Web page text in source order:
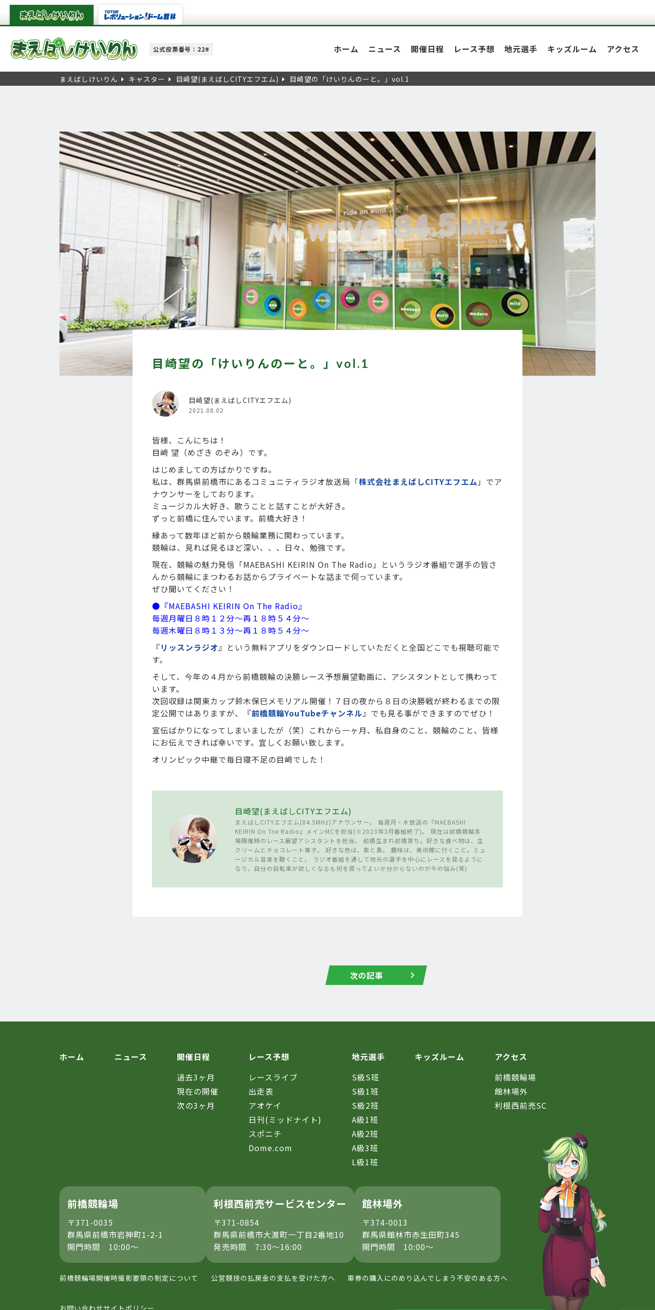
公式投票番号：22# ホーム ニュース 開催日程 レース予想 地元選手 キッズルーム アクセス
まえばしけいりん キャスター 目崎望(まえばしCITYエフエム) 目崎望の「けいりんのーと。」vol.1
目崎望の「けいりんのーと。」vol.1
目崎望(まえばしCITYエフエム)
2021.08.02
皆様、こんにちは！
目﨑 望（めざき のぞみ）です。
はじめましての方ばかりですね。
私は、群馬県前橋市にあるコミュニティラジオ放送局「株式会社まえばしCITYエフエム 」でア
ナウンサーをしております。
ミュージカル大好き、歌うことと話すことが大好き。
ずっと前橋に住んでいます。前橋大好き！
縁あって数年ほど前から競輪業務に関わっています。
競輪は、見れば見るほど深い、、、日々、勉強です。
現在、競輪の魅力発信「MAEBASHI KEIRIN On The Radio」というラジオ番組で選手の皆さ
んから競輪にまつわるお話からプライベートな話まで伺っています。
ぜひ聞いてください！
●『MAEBASHI KEIRIN On The Radio』
毎週月曜日８時１２分～再１８時５４分～
毎週木曜日８時１３分～再１８時５４分～
『リッスンラジオ』という無料アプリをダウンロードしていただくと全国どこでも視聴可能で
す。
そして、今年の４月から前橋競輪の決勝レース予想展望動画に、アシスタントとして携わって
います。
次回収録は関東カップ鈴木保巳メモリアル開催！７日の夜から８日の決勝戦が終わるまでの限
定公開ではありますが、『前橋競輪YouTubeチャンネル』でも見る事ができますのでぜひ！
宣伝ばかりになってしまいましたが（笑）これから一ヶ月、私自身のこと、競輪のこと、皆様
にお伝えできれば幸いです。宜しくお願い致します。
オリンピック中継で毎日寝不足の目﨑でした！
目崎望(まえばしCITYエフエム)
まえばしCITYエフエム(84.5MHz)アナウンサー。 毎週月・木放送の『MAEBASHI
KEIRIN On Tne Radio』メインMCを担当(※2023年3月番組終了)。 現在は前橋競輪本
場開催時のレース展望アシスタントを担当。 前橋生まれ前橋育ち。好きな食べ物は、生
クリームとチョコレート菓子。 好きな色は、紫と黒。 趣味は、美術館に行くこと。ミュ
ージカル音楽を聴くこと。 ラジオ番組を通して地元の選手を中心にレースを見るように
なり、自分の自転車が欲しくなるも何を買ってよいか分からないのが今の悩み(笑)
次の記事
ホーム ニュース
開催日程
過去3ヶ月
現在の開催
次の3ヶ月
レース予想
レースライブ
出走表
アオケイ
日刊(ミッドナイト)
スポニチ
Dome.com
地元選手
S級S班
S級1班
S級2班
A級1班
A級2班
A級3班
L級1班
キッズルーム
アクセス
前橋競輪場
館林場外
利根西前売SC
前橋競輪場
〒371-0035
群馬県前橋市岩神町1-2-1
開門時間 10:00～
利根西前売サービスセンター
〒371-0854
群馬県前橋市大渡町一丁目2番地10
発売時間 7:30～16:00
館林場外
〒374-0013
群馬県館林市赤生田町345
開門時間 10:00～
前橋競輪場開催時撮影要領の制定について 公営競技の払戻金の支払を受けた方へ 車券の購入にのめり込んでしまう不安のある方へ
お問い合わせサイトポリシー